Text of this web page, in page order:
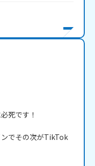
死です！
ンでその次がTikTok